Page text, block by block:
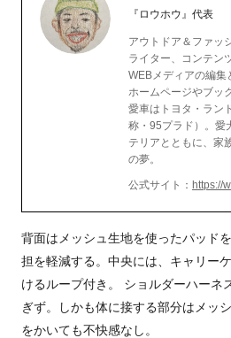
『ロウホウ』代表
アウトドア＆ファッ
ライター、コンテン
WEBメディアの編集
ホームページやブッ
愛車はトヨタ・ラン
称・95プラド）。愛
テリアとともに、家
の夢。
公式サイト： https://
背面はメッシュ生地を使ったパッド
担を軽減する。中央には、キャリー
けるループ付き。 ショルダーハーネ
ぎず。しかも体に接する部分はメッ
をかいても不快感なし。